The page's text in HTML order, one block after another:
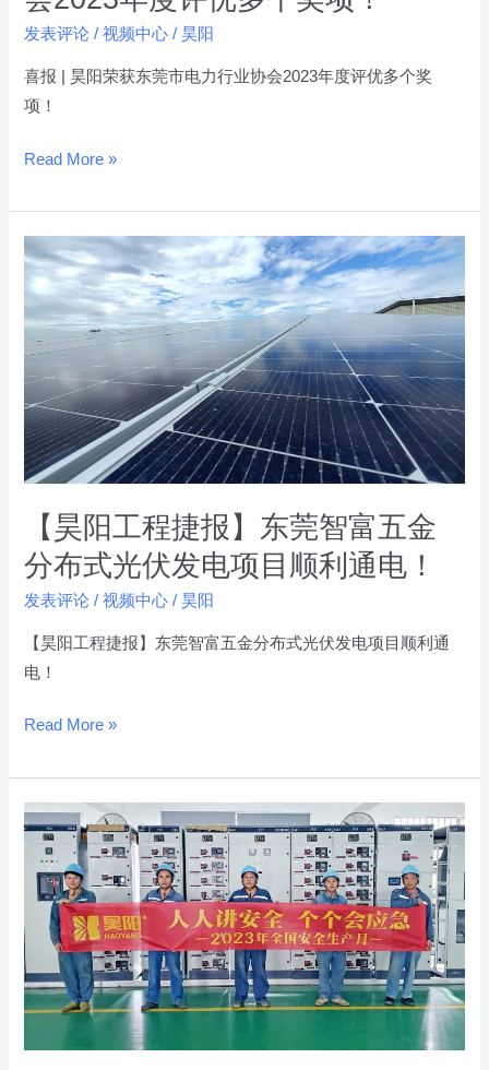
发表评论 /视频中心 / 昊阳
喜报 | 昊阳荣获东莞市电力行业协会2023年度评优多个奖
项！
力
行
业
协
2023
度
评
多
个
奖
项！
Read More »
【昊阳工程捷报】东莞智富五金
分布式光伏发电项目顺利通电！
发表评论 /视频中心 / 昊阳
【昊阳工程捷报】东莞智富五金分布式光伏发电项目顺利通
电！
【昊
阳
工
程
捷
报】
东
莞
智
金
分
布
式
伏
电
项
顺
利
通
电！
Read More »
昊
阳
组
织
开
展
2023
触